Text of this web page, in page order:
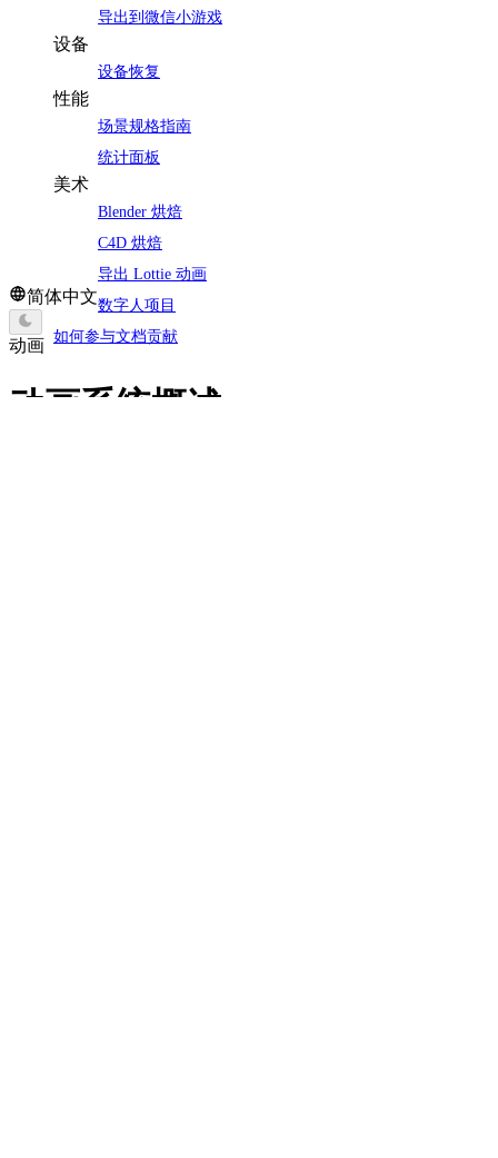
导出到微信小游戏
设备
设备恢复
性能
场景规格指南
统计面板
美术
Blender 烘焙
C4D 烘焙
导出 Lottie 动画
数字人项目
如何参与文档贡献
简体中文
动画
动画系统概述